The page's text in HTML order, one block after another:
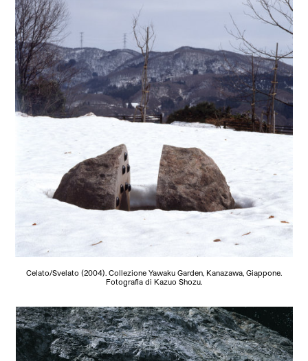
Celato/Svelato (2004). Collezione Yawaku Garden, Kanazawa, Giappone.
Fotografia di Kazuo Shozu.